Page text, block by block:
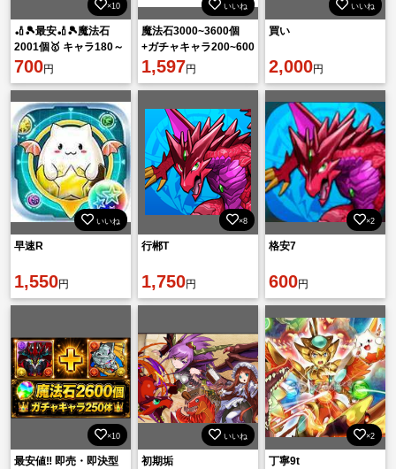
×10
🏏🎾最安🏏🎾魔法石
2001個🥇 キャラ180～
220体🏏🎾即対応🏏🎾
700円
いいね
魔法石3000~3600個
+ガチャキャラ200~600
体+素材+他 初期垢
1,597円
いいね
買い
2,000円
いいね
早速R
1,550円
×8
行郴T
1,750円
×2
格安7
600円
×10
最安値‼️ 即売・即決型
いいね
初期垢
×2
丁寧9t